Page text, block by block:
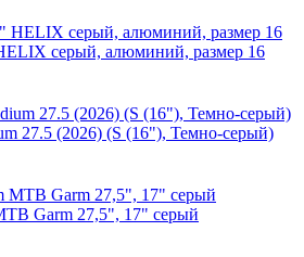
серый, алюминий, размер 16
27.5 (2026) (S (16"), Темно-серый)
Garm 27,5", 17" серый